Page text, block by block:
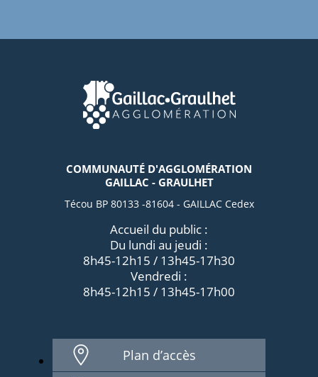
COMMUNAUTÉ D'AGGLOMÉRATION
GAILLAC - GRAULHET
Técou BP 80133 -81604 - GAILLAC Cedex
Accueil du public :
Du lundi au jeudi :
8h45-12h15 / 13h45-17h30
Vendredi :
8h45-12h15 / 13h45-17h00
Plan d’accès